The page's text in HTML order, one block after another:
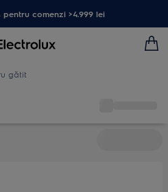
comenzi >4.999 lei
gătit